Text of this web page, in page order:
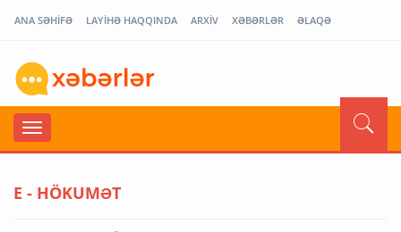
ANA SƏHİFƏ LAYİHƏ HAQQINDA ARXİV XƏBƏRLƏR ƏLAQƏ
E - HÖKUMƏT